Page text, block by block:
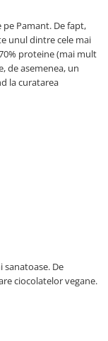
Pamant. De fapt,
unul dintre cele mai
proteine (mai mult
de asemenea, un
la curatarea
sanatoase. De
ciocolatelor vegane.